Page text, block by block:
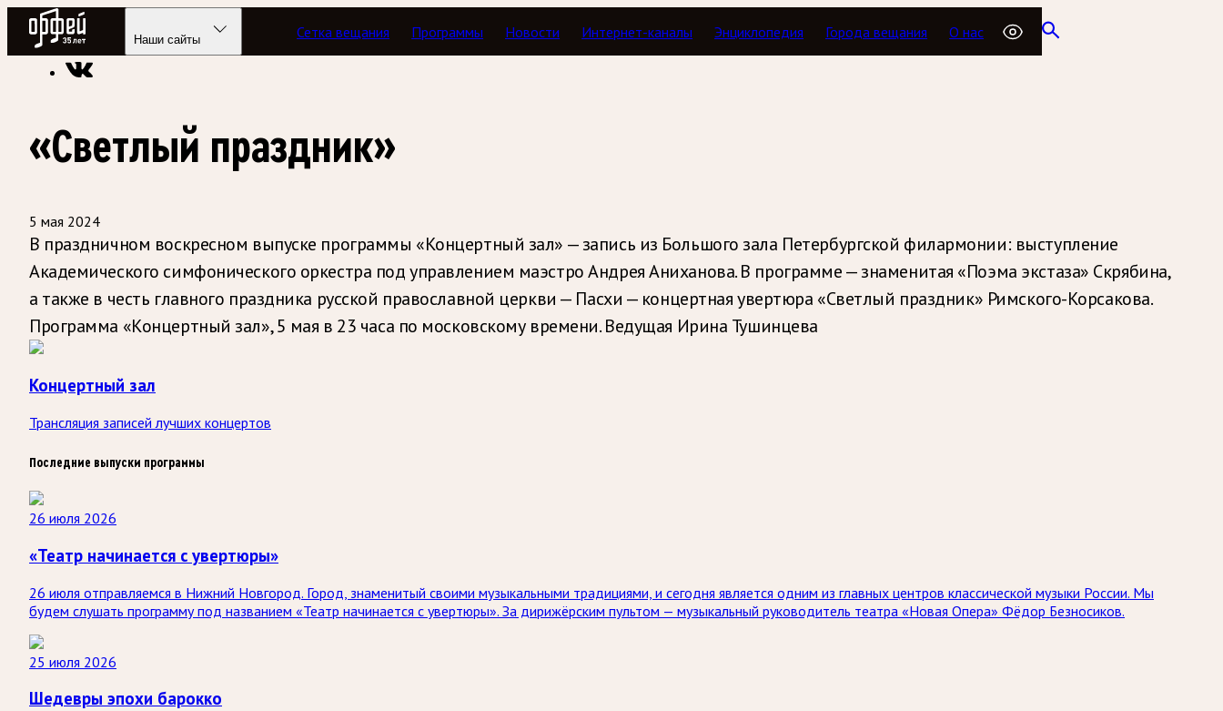
Радио Орфей
Наши сайты Сетка вещания Программы Новости Интернет-каналы Энциклопедия Города вещания О нас
Радио классической музыки «Орфей» Программы в эфире Концертный зал
«Светлый праздник»
5 мая 2024
В праздничном воскресном выпуске программы «Концертный зал» — запись из Большого зала Петербургской филармонии: выступление
Академического симфонического оркестра под управлением маэстро Андрея Аниханова. В программе — знаменитая «Поэма экстаза» Скрябина,
а также в честь главного праздника русской православной церкви — Пасхи — концертная увертюра «Светлый праздник» Римского-Корсакова.
Программа «Концертный зал», 5 мая в 23 часа по московскому времени. Ведущая Ирина Тушинцева
Концертный зал
Трансляция записей лучших концертов
Последние выпуски программы
26 июля 2026
«Театр начинается с увертюры»
26 июля отправляемся в Нижний Новгород. Город, знаменитый своими музыкальными традициями, и сегодня является одним из главных центров классической музыки России. Мы
будем слушать программу под названием «Театр начинается с увертюры». За дирижёрским пультом — музыкальный руководитель театра «Новая Опера» Фёдор Безносиков.
25 июля 2026
Шедевры эпохи барокко